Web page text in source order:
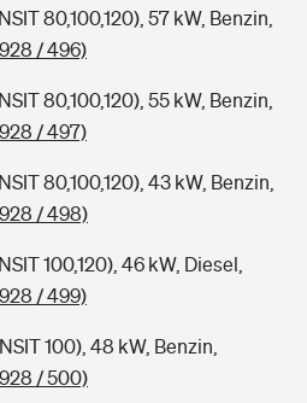
80,100,120), 57 kW, Benzin,
/ 496)
80,100,120), 55 kW, Benzin,
/ 497)
80,100,120), 43 kW, Benzin,
/ 498)
100,120), 46 kW, Diesel,
/ 499)
100), 48 kW, Benzin,
/ 500)